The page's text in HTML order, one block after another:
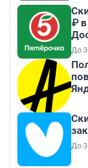
₽
До
До